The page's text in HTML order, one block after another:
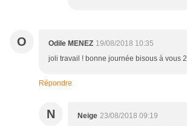
O Odile MENEZ 19/08/2018 10:35
joli travail ! bonne journée bisous à vous 2
Répondre
N Neige 23/08/2018 09:19